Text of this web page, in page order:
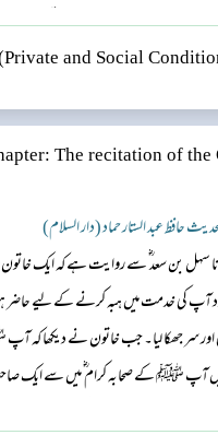
ہوا تو آپ ﷺ نے فرمایا: ”تجھے کتنا
and Social
The recitation of the
حافظ عبد الستار حماد (دار السلام)
سہل بن سعد ؓ سے روایت ہے کہ ایک
آپ کی خدمت میں ہبہ کرنے کے لیے حاضر
اور سر جھکا لیا۔ جب خاتون نے دیکھا کہ
آپ ﷺ کے صحابہ کرام‬ ؓ م‬یں سے ایک